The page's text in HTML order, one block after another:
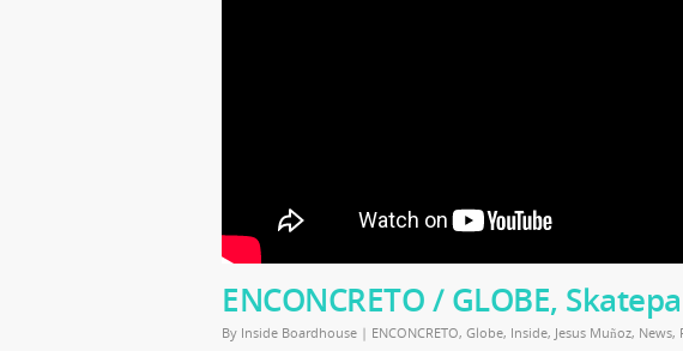
ENCONCRETO / GLOBE,
By Inside Boardhouse | ENCONCRETO, Globe, Inside, Jesus Muñoz, News,